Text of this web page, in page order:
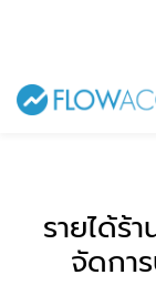
รายได้ร้
จัดกา